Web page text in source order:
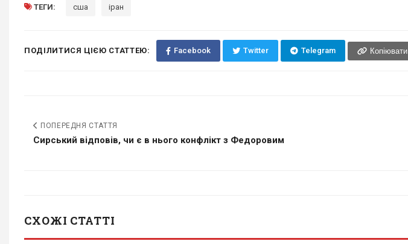
ТЕГИ: сша іран
ПОДІЛИТИСЯ ЦІЄЮ СТАТТЕЮ: Facebook Twitter Telegram Копіювати
ПОПЕРЕДНЯ СТАТТЯ
Сирський відповів, чи є в нього конфлікт з Федоровим
СХОЖІ СТАТТІ